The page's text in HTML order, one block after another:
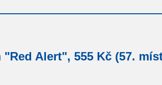
"Red Alert", 555 Kč (57.